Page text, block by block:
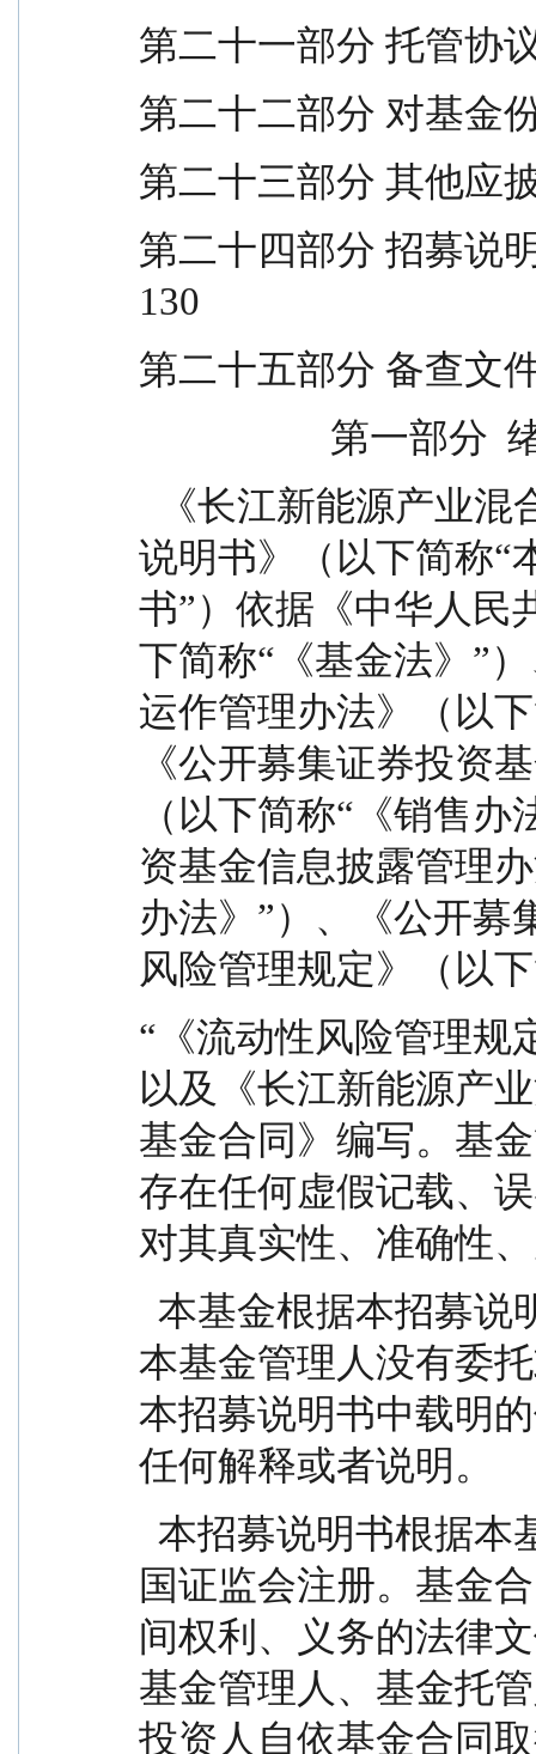
第二十一部分 托管协
第二十二部分 对基金
第二十三部分 其他应
第二十四部分 招募说
130
第二十五部分 备查文
第一部
说明书》（以下简称“
书”）依据《中华人民
下简称“《基金法》”
运作管理办法》（以
《公开募集证券投资
（以下简称“《销售
资基金信息披露管理
办法》”）、《公开募
风险管理规定》（以
“《流动性风险管理规
以及《长江新能源产
基金合同》编写。基
存在任何虚假记载、
对其真实性、准确性
本基金管理人没有委
本招募说明书中载明
任何解释或者说明。
国证监会注册。基金
间权利、义务的法律
基金管理人、基金托
投资人自依基金合同